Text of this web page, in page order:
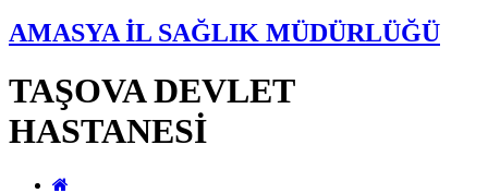
AMASYA İL SAĞLIK MÜDÜRLÜĞÜ
TAŞOVA DEVLET
HASTANESİ